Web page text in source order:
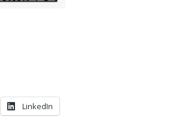
LinkedIn